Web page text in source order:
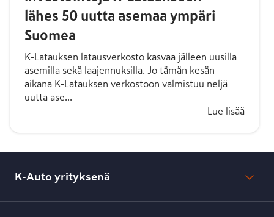
lähes 50 uutta asemaa ympäri
Suomea
K-Latauksen latausverkosto kasvaa jälleen uusilla
asemilla sekä laajennuksilla. Jo tämän kesän
aikana K-Latauksen verkostoon valmistuu neljä
uutta ase...
Lue lisää
K-Auto yrityksenä